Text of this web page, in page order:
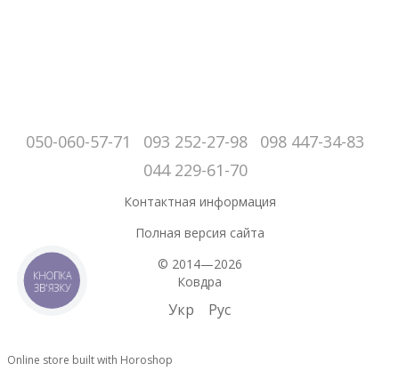
050-060-57-71 093 252-27-98
098 447-34-83
044 229-61-70
Контактная информация
Полная версия сайта
© 2014—2026
Ковдра
Укр Рус
Online store built with Horoshop
КНОПКА
ЗВ'ЯЗКУ